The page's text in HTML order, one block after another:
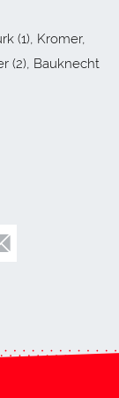
(1), Kromer,
(2), Bauknecht